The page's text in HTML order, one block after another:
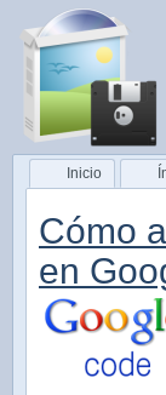
Inicio
Cómo
en